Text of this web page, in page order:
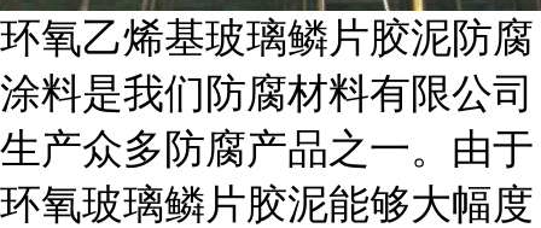
环氧乙烯基玻璃鳞片胶泥防腐
涂料是我们防腐材料有限公司
生产众多防腐产品之一。由于
环氧玻璃鳞片胶泥能够大幅度